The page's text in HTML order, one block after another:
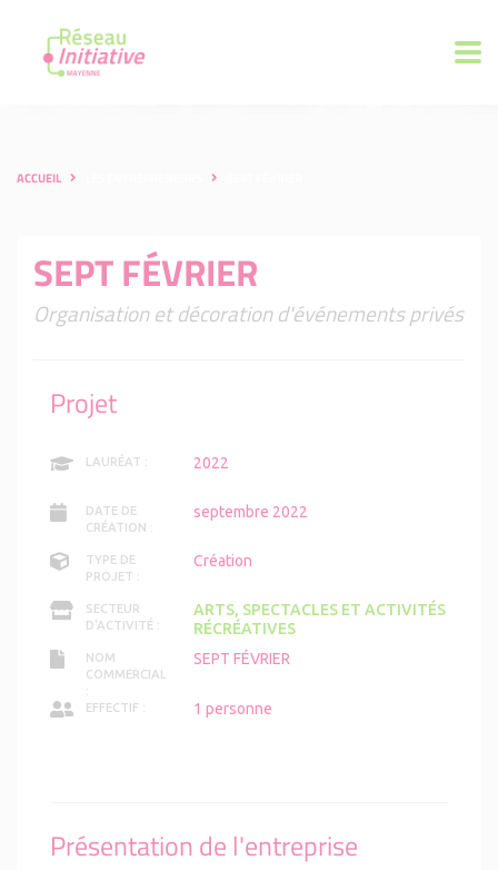
ACCUEIL
SEPT FÉVRIER
Organisation et décoration d'événements privés
Projet
LAURÉAT : 2022
DATE DE
CRÉATION :
septembre 2022
TYPE DE
PROJET :
Création
SECTEUR
D'ACTIVITÉ :
ARTS, SPECTACLES ET ACTIVITÉS
RÉCRÉATIVES
NOM
COMMERCIAL
:
SEPT FÉVRIER
EFFECTIF : 1 personne
Présentation de l'entreprise